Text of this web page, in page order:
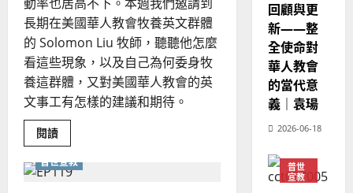
長期在美國華人教會牧養英文群體
的 Solomon Liu 牧師，聽聽他怎麼
看這些現象，以及自己為何委身牧
養這群體，又對美國華人教會的英
文事工有怎樣的建議和期待。
閱讀Read
more
挑
戰
普世宣教
2025-
02-
20
回顧與更
新——整
全使命對
華人教會
的當代意
義｜袁瑒
2026-06-18
普世
宣教